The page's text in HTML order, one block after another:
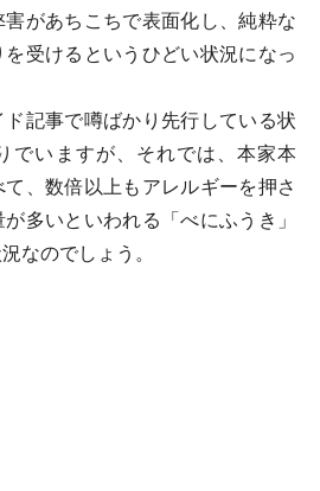
があちこちで表面化し、純粋な
受けるというひどい状況になっ
記事で噂ばかり先行している状
でいますが、それでは、本家本
、数倍以上もアレルギーを押さ
多いといわれる「べにふうき」
なのでしょう。